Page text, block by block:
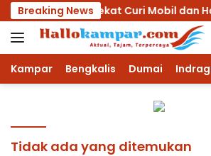
Langsung
ke
konten
Breaking News
Tuanya, Nekat Curi Mobil dan
Kampar Bengkalis Dumai
Tidak ada yang ditemukan